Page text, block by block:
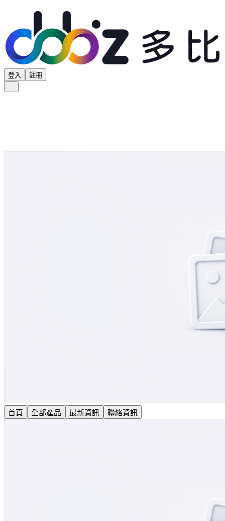
登入 註冊
首頁 全部產品 最新資訊 聯絡資訊